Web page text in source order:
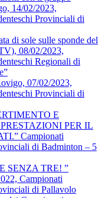
14/02/2023,
Provinciali di
di sole sulle sponde del
08/02/2023,
Regionali di
07/02/2023,
Provinciali di
E
PER IL
Campionati
di Badminton – 5
SENZA TRE! ”
Campionati
di Pallavolo